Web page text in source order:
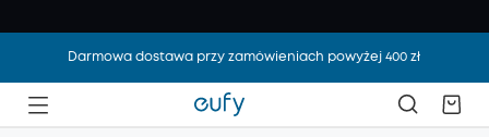
Darmowa dostawa przy zamówieniach powyżej 400 zł